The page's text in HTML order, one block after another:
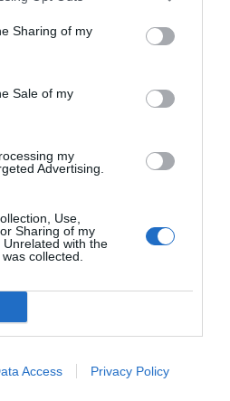
Sharing of my
Sale of my
my
Advertising.
Use,
Sharing of my
with the
collected.
Access Privacy Policy